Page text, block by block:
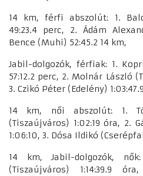
14 km, férfi abszolút: 1.
49:23.4 perc, 2. Ádám
Bence (Muhi) 52:45.2 14 km,
Jabil-dolgozók, férfiak: 1.
57:12.2 perc, 2. Molnár László
3. Czikó Péter (Edelény) 1:03:47.9
14 km, női abszolút: 1.
(Tiszaújváros) 1:02:19 óra, 2.
1:06:10, 3. Dósa Ildikó
14 km, Jabil-dolgozók,
(Tiszaújváros) 1:14:39.9